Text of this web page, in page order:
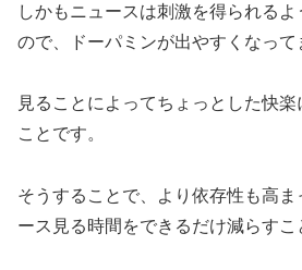
しかもニュースは刺激を得られる
ので、ドーパミンが出やすくなって
見ることによってちょっとした快
ことです。
そうすることで、より依存性も高ま
ース見る時間をできるだけ減らすこ